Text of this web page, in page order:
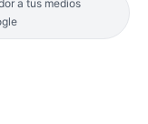
a tus medios